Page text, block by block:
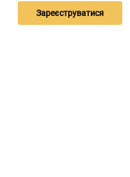
Зареєструватися